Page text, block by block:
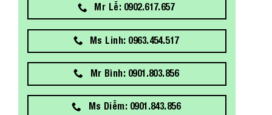
Mr Lễ: 0902.617.657
Ms Linh: 0963.454.517
Mr Bình: 0901.803.856
Ms Diễm: 0901.843.856